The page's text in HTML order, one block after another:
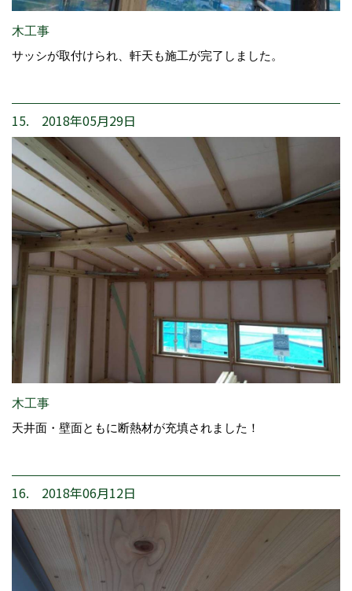
木工事
サッシが取付けられ、軒天も施工が完了しました。
15. 2018年05月29日
木工事
天井面・壁面ともに断熱材が充填されました！
16. 2018年06月12日